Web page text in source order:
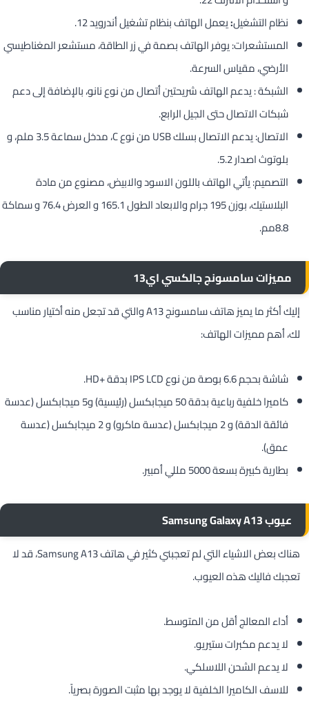
نظام التشغيل:يعمل الهاتف بنظام تشغيل أندرويد 12.
المستشعرات: يوفر الهاتف بصمة في زر الطاقة، مستشعر المغناطيسي
الأرضي، مقياس السرعة.
الشبكة : يدعم الهاتف شريحتين أتصال من نوع نانو، بالإضافة إلى دعم
شبكات الاتصال حتى الجيل الرابع.
الاتصال: يدعم الاتصال بسلك USB من نوع C، مدخل سماعة 3.5 ملم، و
بلوتوث اصدار 5.2.
التصميم: يأتي الهاتف باللون الاسود والابيض، مصنوع من مادة
البلاستيك، بوزن 195 جرام والابعاد الطول 165.1 و العرض 76.4 و سماكة
8.8مم.
مميزات سامسونج جالكسي اي13
إليك أكثر ما يميز هاتف سامسونج A13 والتي قد تجعل منه أختيار مناسب
لك، أهم مميزات الهاتف:
شاشة بحجم 6.6 بوصة من نوع IPS LCD بدقة +HD.
كاميرا خلفية رباعية بدقة 50 ميجابكسل (رئيسية) و5 ميجابكسل (عدسة
فائقة الدقة) و 2 ميجابكسل (عدسة ماكرو) و 2 ميجابكسل (عدسة
عمق).
بطارية كبيرة بسعة 5000 مللي أمبير.
عيوب Samsung Galaxy A13
هناك بعض الاشياء التي لم تعجبني كثير في هاتف Samsung A13، قد لا
تعجبك فاليك هذه العيوب.
أداء المعالج أقل من المتوسط.
لا يدعم مكبرات ستيريو.
لا يدعم الشحن اللاسلكي.
للاسف الكاميرا الخلفية لا يوجد بها مثبت الصورة بصرياً.